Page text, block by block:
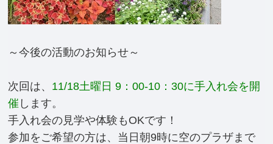
～今後の活動のお知らせ～
次回は、 11/18土曜日 9：00-10：30に手入れ会を開
催 します。
手入れ会の見学や体験もOKです！
参加をご希望の方は、当日朝9時に空のプラザまで